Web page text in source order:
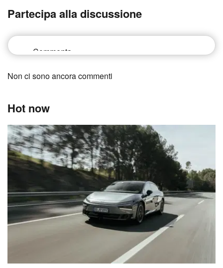
Partecipa alla discussione
Non ci sono ancora commenti
Hot now